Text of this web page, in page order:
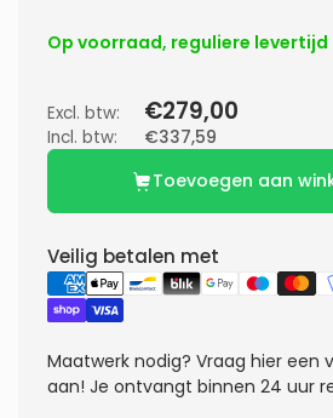
Op voorraad, reguliere levertijd
Excl. btw: €279,00
Incl. btw: €337,59
Toevoegen aan
Veilig betalen met
Maatwerk nodig?Vraag hier een
aan! Je ontvangt binnen 24 uur